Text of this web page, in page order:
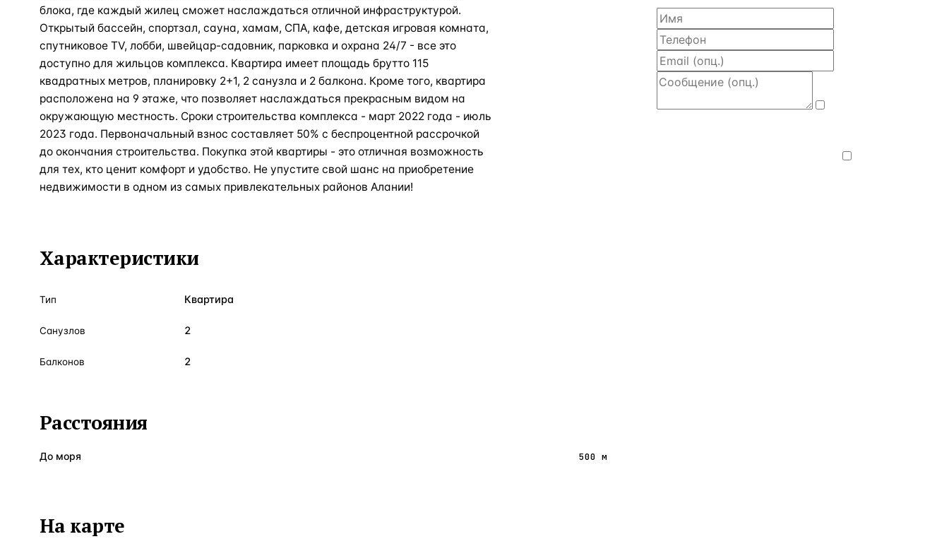
блока, где каждый жилец сможет наслаждаться отличной инфраструктурой.
Открытый бассейн, спортзал, сауна, хамам, СПА, кафе, детская игровая комната,
спутниковое TV, лобби, швейцар-садовник, парковка и охрана 24/7 - все это
доступно для жильцов комплекса. Квартира имеет площадь брутто 115
квадратных метров, планировку 2+1, 2 санузла и 2 балкона. Кроме того, квартира
расположена на 9 этаже, что позволяет наслаждаться прекрасным видом на
окружающую местность. Сроки строительства комплекса - март 2022 года - июль
2023 года. Первоначальный взнос составляет 50% с беспроцентной рассрочкой
до окончания строительства. Покупка этой квартиры - это отличная возможность
для тех, кто ценит комфорт и удобство. Не упустите свой шанс на приобретение
недвижимости в одном из самых привлекательных районов Алании!
Характеристики
Тип Квартира
Санузлов 2
Балконов 2
Расстояния
До моря 500 м
На карте